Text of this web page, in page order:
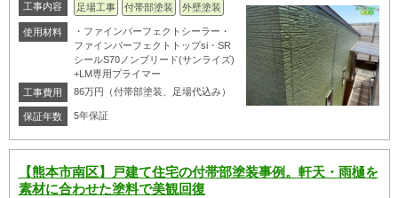
工事内容 足場工事 付帯部塗装 外壁塗装
使用材料
・ファインパーフェクトシーラー・
ファインパーフェクトトップsi・SR
シールS70ノンブリード(サンライズ)
+LM専用プライマー
工事費用
86万円（付帯部塗装、足場代込み）
保証年数 5年保証
【熊本市南区】戸建て住宅の付帯部塗装事例。軒天・雨樋を
素材に合わせた塗料で美観回復